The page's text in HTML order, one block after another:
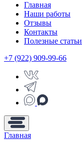
Главная
Наши работы
Отзывы
Контакты
Полезные статьи
+7 (922) 909-99-66
Главная